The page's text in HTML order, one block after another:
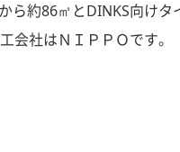
ら約86㎡とDINKS向け
会社はＮＩＰＰＯです。